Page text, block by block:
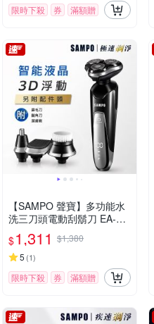
限時下殺 券 滿額贈
【SAMPO 聲寶】多功能水
洗三刀頭電動刮鬍刀 EA-Z1
810WL
$1,311 $1,380
5 (1)
限時下殺 券 滿額贈